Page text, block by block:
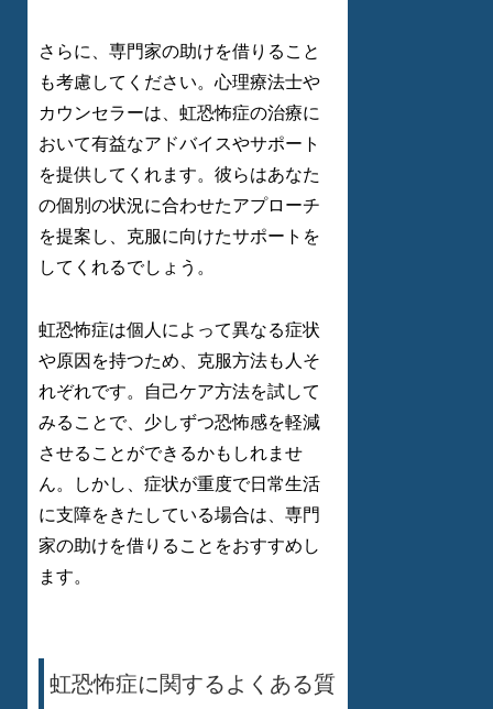
さらに、専門家の助けを借りること
も考慮してください。心理療法士や
カウンセラーは、虹恐怖症の治療に
おいて有益なアドバイスやサポート
を提供してくれます。彼らはあなた
の個別の状況に合わせたアプローチ
を提案し、克服に向けたサポートを
してくれるでしょう。
虹恐怖症は個人によって異なる症状
や原因を持つため、克服方法も人そ
れぞれです。自己ケア方法を試して
みることで、少しずつ恐怖感を軽減
させることができるかもしれませ
ん。しかし、症状が重度で日常生活
に支障をきたしている場合は、専門
家の助けを借りることをおすすめし
ます。
虹恐怖症に関するよくある質